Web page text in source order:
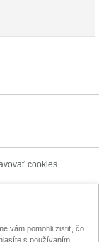
cookies
poradkýň
vám pomohli zistiť, čo
s používaním